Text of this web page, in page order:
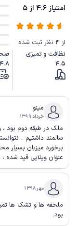
امتیاز 4.6 از 5
از 4 نظر ثبت شده
نظافت و تمیزی
4.5
4.8
مینو
خرداد ۱۳۹۹
ملک در طبقه دوم بود ،
سالمند داشتیم .
برخورد میزبان بسیار
عنوان ویلایی قید شده
مهر ۱۳۹۸
ملحفه ها و تشك ها
بود.